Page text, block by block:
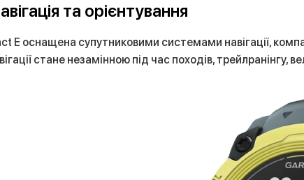
та орієнтування
E оснащена супутниковими системами навігації,
стане незамінною під час походів, трейлранінгу,